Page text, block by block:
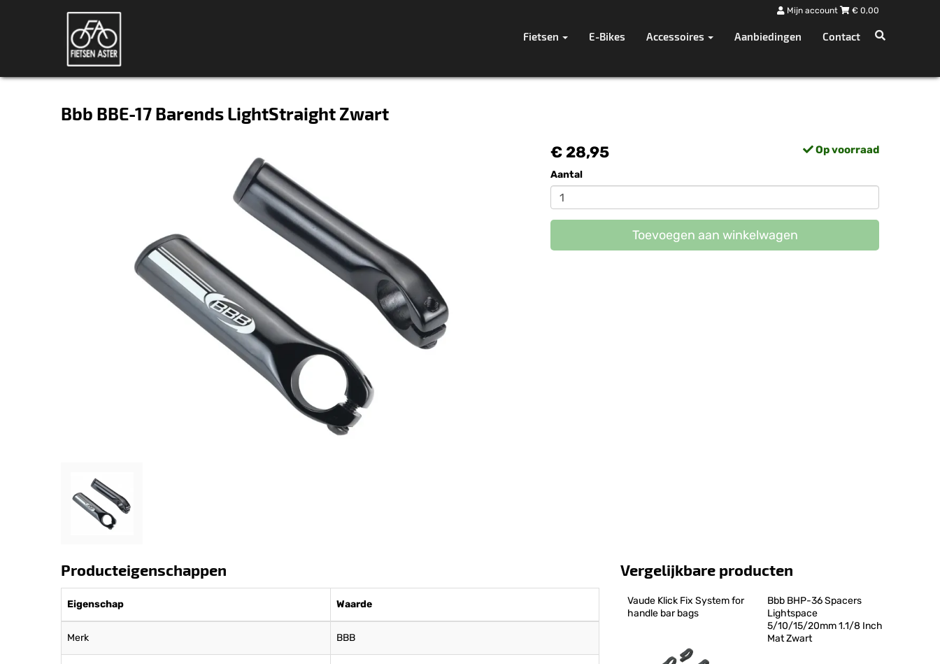
Mijn account € 0,00
Fietsen E-Bikes Accessoires Aanbiedingen Contact
Bbb BBE-17 Barends LightStraight Zwart
€ 28,95 Op voorraad
Aantal
Toevoegen aan winkelwagen
Producteigenschappen
Eigenschap Waarde
Merk BBB
Vergelijkbare producten
Vaude Klick Fix System for
handle bar bags
Bbb BHP-36 Spacers
Lightspace
5/10/15/20mm 1.1/8 Inch
Mat Zwart